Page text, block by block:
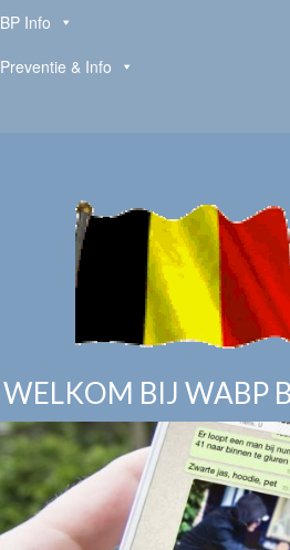
Info
& Info
WELKOM BIJ WABP